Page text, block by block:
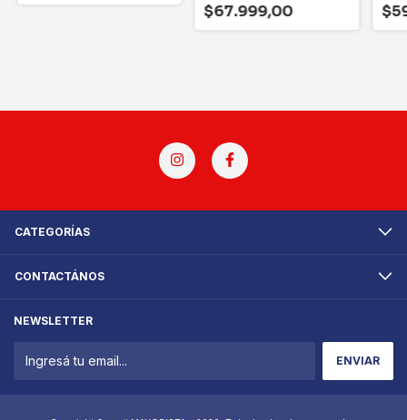
$67.999,00
CATEGORÍAS
CONTACTÁNOS
NEWSLETTER